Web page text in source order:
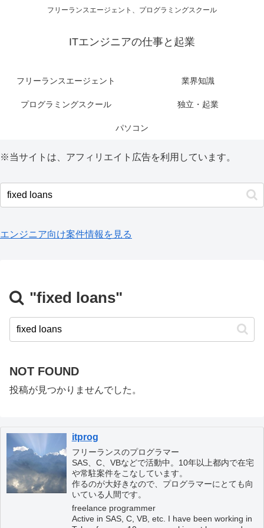
フリーランスエージェント、プログラミングスクール
ITエンジニアの仕事と起業
フリーランスエージェント 業界知識
プログラミングスクール 独立・起業
パソコン
※当サイトは、アフィリエイト広告を利用しています。
エンジニア向け案件情報を見る
"fixed loans"
NOT FOUND
投稿が見つかりませんでした。
itprog
フリーランスのプログラマー
SAS、C、VBなどで活動中。10年以上都内で在宅
や常駐案件をこなしています。
作るのが大好きなので、プログラマーにとても向
いている人間です。
freelance programmer
Active in SAS, C, VB, etc. I have been working in